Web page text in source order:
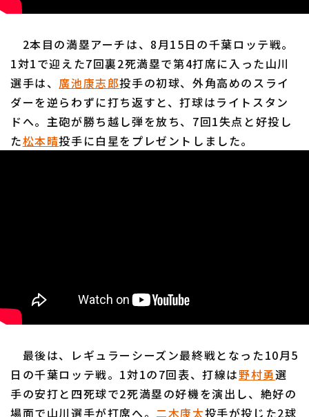
2本目の満塁アーチは、8月15日の千葉ロッテ戦。
1対1で迎えた7回裏2死満塁で第4打席に入った山川
選手は、 廣池康志郎投手の初球、外角高めのスライ
ダーを逆らわずに打ち返すと、打球はライトスタン
ドへ。主砲が勝ち越し弾を放ち、7回1失点と好投し
た松本晴投手に白星をプレゼントしました。
最後は、レギュラーシーズン最終戦となった10月5
日の千葉ロッテ戦。1対1の7回表、打線は野村勇選
手の安打と四死球で2死満塁の好機を演出し、絶好の
場面で山川選手が打席へ。 二木康太投手が投じた2球